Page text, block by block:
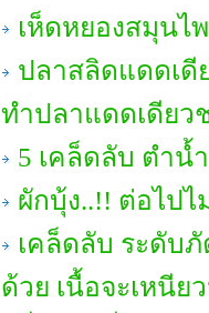
เห็ดหยองสมุนไ
ปลาสลิดแดดเดี
ทำปลาแดดเดียว
5 เคล็ดลับ ตำน้
ผักบุ้ง..!! ต่อไป
เคล็ดลับ ระดับ
ด้วย เนื้อจะเหนีย